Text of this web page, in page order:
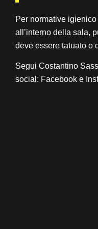
Per normative
all’interno della sala,
deve essere tatuato o
Segui Costantino
social: Facebook e